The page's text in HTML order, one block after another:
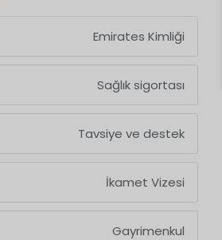
Emirates Kimliği
Sağlık sigortası
Tavsiye ve destek
İkamet Vizesi
Gayrimenkul